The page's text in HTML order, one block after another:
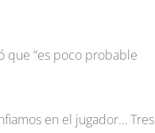
que “es poco probable
en el jugador… Tres